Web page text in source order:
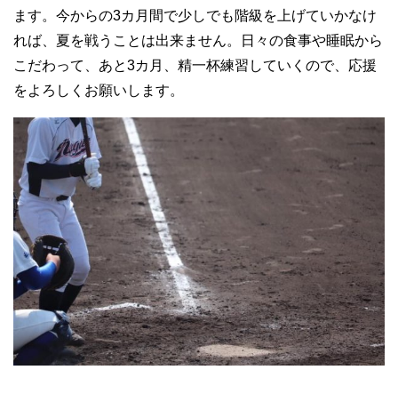
ます。今からの3カ月間で少しでも階級を上げていかなけ
れば、夏を戦うことは出来ません。日々の食事や睡眠から
こだわって、あと3カ月、精一杯練習していくので、応援
をよろしくお願いします。